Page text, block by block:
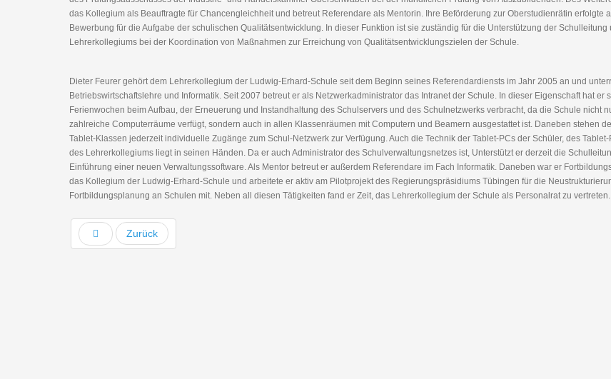
das Kollegium als Beauftragte für Chancengleichheit und betreut Referendare als Mentorin. Ihre Beförderung zur Oberstudienrätin erfolgte
Bewerbung für die Aufgabe der schulischen Qualitätsentwicklung. In dieser Funktion ist sie zuständig für die Unterstützung der Schulleitung
Lehrerkollegiums bei der Koordination von Maßnahmen zur Erreichung von Qualitätsentwicklungszielen der Schule.
Dieter Feurer gehört dem Lehrerkollegium der Ludwig-Erhard-Schule seit dem Beginn seines Referendardiensts im Jahr 2005 an und
Betriebswirtschaftslehre und Informatik. Seit 2007 betreut er als Netzwerkadministrator das Intranet der Schule. In dieser Eigenschaft hat er
Ferienwochen beim Aufbau, der Erneuerung und Instandhaltung des Schulservers und des Schulnetzwerks verbracht, da die Schule nicht
zahlreiche Computerräume verfügt, sondern auch in allen Klassenräumen mit Computern und Beamern ausgestattet ist. Daneben stehen
Tablet-Klassen jederzeit individuelle Zugänge zum Schul-Netzwerk zur Verfügung. Auch die Technik der Tablet-PCs der Schüler, des
des Lehrerkollegiums liegt in seinen Händen. Da er auch Administrator des Schulverwaltungsnetzes ist, Unterstützt er derzeit die
Einführung einer neuen Verwaltungssoftware. Als Mentor betreut er außerdem Referendare im Fach Informatik. Daneben war er
das Kollegium der Ludwig-Erhard-Schule und arbeitete er aktiv am Pilotprojekt des Regierungspräsidiums Tübingen für die
Fortbildungsplanung an Schulen mit. Neben all diesen Tätigkeiten fand er Zeit, das Lehrerkollegium der Schule als Personalrat zu vertreten.
Zurück